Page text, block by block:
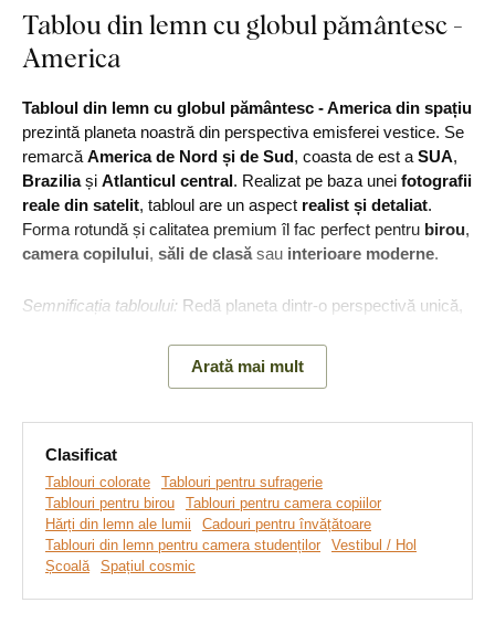
Tablou din lemn cu globul pământesc -
America
Tabloul din lemn cu globul pământesc - America din spațiu
prezintă planeta noastră din perspectiva emisferei vestice. Se
remarcă America de Nord și de Sud, coasta de est a SUA,
Braziliași Atlanticul central. Realizat pe baza unei fotografii
reale din satelit, tabloul are un aspect realist și detaliat.
Forma rotundă și calitatea premium îl fac perfect pentru birou,
camera copilului, săli de clasă sau interioare moderne.
Semnificația tabloului: Redă planeta dintr-o perspectivă unică,
Arată mai mult
Clasificat
Tablouri colorate
Tablouri pentru sufragerie
Tablouri pentru birou
Tablouri pentru camera copiilor
Hărți din lemn ale lumii
Cadouri pentru învățătoare
Tablouri din lemn pentru camera studenților
Vestibul / Hol
Școală
Spațiul cosmic